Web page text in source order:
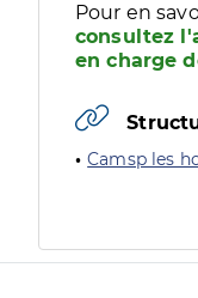
Pour en
consultez
en charge
Camsp les